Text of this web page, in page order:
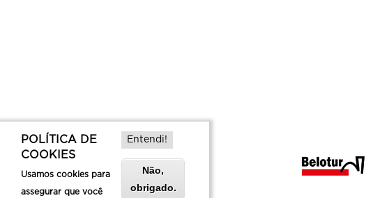
POLÍTICA DE
COOKIES
Usamos cookies para
assegurar que você
Entendi!
Não,
obrigado.